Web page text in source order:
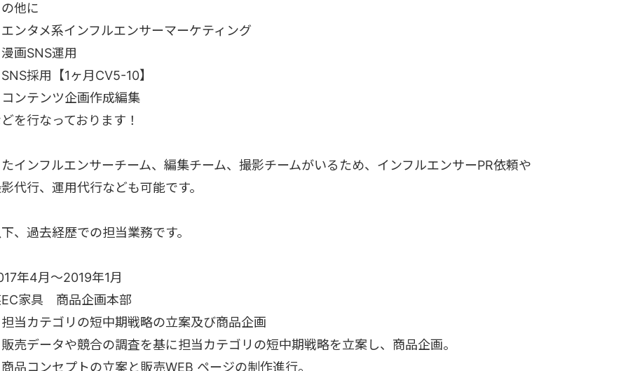
他に
ンタメ系インフルエンサーマーケティング
画SNS運用
採用【1ヶ月CV5-10】
ンテンツ企画作成編集
を行なっております！
インフルエンサーチーム、編集チーム、撮影チームがいるため、インフルエンサーPR依頼や
代行、運用代行なども可能です。
、過去経歴での担当業務です。
年4月～2019年1月
EC家具 商品企画本部
当カテゴリの短中期戦略の立案及び商品企画
売データや競合の調査を基に担当カテゴリの短中期戦略を立案し、商品企画。
品コンセプトの立案と販売WEB ページの制作進行。